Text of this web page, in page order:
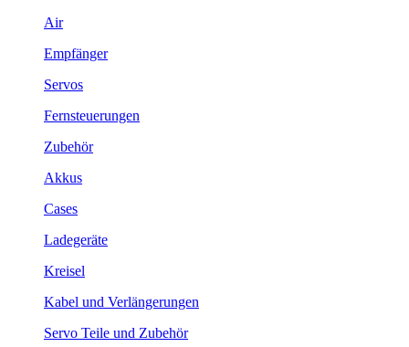
Air
Empfänger
Servos
Fernsteuerungen
Zubehör
Akkus
Cases
Ladegeräte
Kreisel
Kabel und Verlängerungen
Servo Teile und Zubehör